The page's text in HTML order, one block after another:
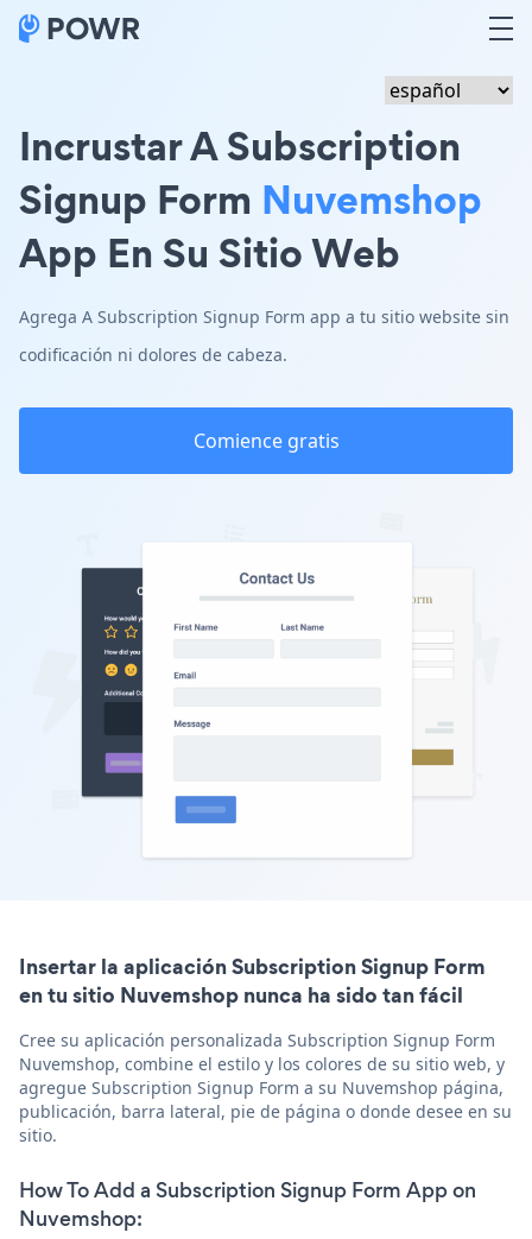
Incrustar A Subscription
Signup Form Nuvemshop
App En Su Sitio Web
Agrega A Subscription Signup Form app a tu sitio website sin
codificación ni dolores de cabeza.
Comience gratis
Insertar la aplicación Subscription Signup Form
en tu sitio Nuvemshop nunca ha sido tan fácil
Cree su aplicación personalizada Subscription Signup Form
Nuvemshop, combine el estilo y los colores de su sitio web, y
agregue Subscription Signup Form a su Nuvemshop página,
publicación, barra lateral, pie de página o donde desee en su
sitio.
How To Add a Subscription Signup Form App on
Nuvemshop: